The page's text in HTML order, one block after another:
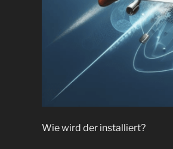
Wie wird der installiert?